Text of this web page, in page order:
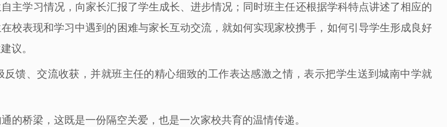
主学习情况，向家长汇报了学生成长、进步情况；同时班主任还根据学科特点讲述了相应的
校表现和学习中遇到的困难与家长互动交流，就如何实现家校携手，如何引导学生形成良好
议。
馈、交流收获，并就班主任的精心细致的工作表达感激之情，表示把学生送到城南中学就
的桥梁，这既是一份隔空关爱，也是一次家校共育的温情传递。